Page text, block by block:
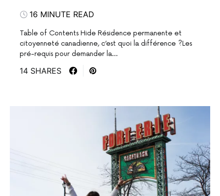
16 MINUTE READ
Table of Contents Hide Résidence permanente et
citoyenneté canadienne, c’est quoi la différence ?Les
pré-requis pour demander la…
14 SHARES